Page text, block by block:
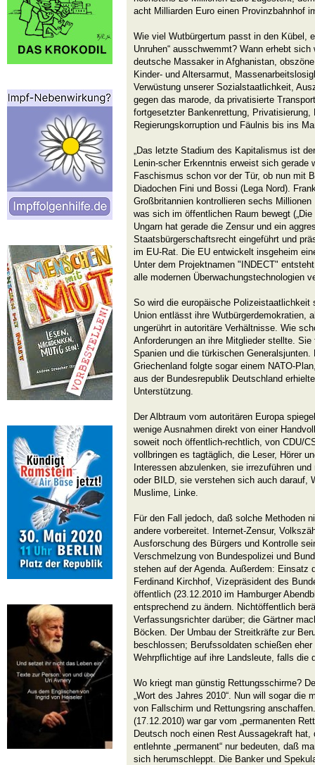
acht Milliarden Euro einen Provinzbahnhof
Wie viel Wutbürgertum passt in den Kübel,
Unruhen“ ausschwemmt? Wann erhebt
deutsche Massaker in Afghanistan,
Kinder- und Altersarmut,
Verwüstung unserer Sozialstaatlichkeit,
gegen das marode, da privatisierte
fortgesetzter Bankenrettung, Privatisierung,
Regierungskorruption und Fäulnis bis ins
„Das letzte Stadium des Kapitalismus ist
Lenin-scher Erkenntnis erweist sich gerade
Faschismus schon vor der Tür, ob nun mit
Diadochen Fini und Bossi (Lega Nord).
Großbritannien kontrollieren sechs
was sich im öffentlichen Raum bewegt („Die
Ungarn hat gerade die Zensur und ein
Staatsbürgerschaftsrecht eingeführt und
im EU-Rat. Die EU entwickelt insgeheim
Unter dem Projektnamen "INDECT"
alle modernen Überwachungstechnologien
So wird die europäische Polizeistaatlichkeit
Union entlässt ihre Wutbürgerdemokratien,
ungerührt in autoritäre Verhältnisse. Wie
Anforderungen an ihre Mitglieder stellte.
Spanien und die türkischen
Griechenland folgte sogar einem NATO-
aus der Bundesrepublik Deutschland
Unterstützung.
Der Albtraum vom autoritären Europa
wenige Ausnahmen direkt von einer
soweit noch öffentlich-rechtlich, von CDU/
vollbringen es tagtäglich, die Leser, Hörer
Interessen abzulenken, sie irrezuführen
oder BILD, sie verstehen sich auch darauf,
Muslime, Linke.
Für den Fall jedoch, daß solche Methoden
andere vorbereitet. Internet-Zensur,
Ausforschung des Bürgers und Kontrolle
Verschmelzung von Bundespolizei und
stehen auf der Agenda. Außerdem: Einsatz
Ferdinand Kirchhof, Vizepräsident des
öffentlich (23.12.2010 im Hamburger
entsprechend zu ändern. Nichtöffentlich
Verfassungsrichter darüber; die Gärtner
Böcken. Der Umbau der Streitkräfte zur
beschlossen; Berufssoldaten schießen
Wehrpflichtige auf ihre Landsleute, falls die
Wo kriegt man günstig Rettungsschirme?
„Wort des Jahres 2010“. Nun will sogar die
von Fallschirm und Rettungsring
(17.12.2010) war gar vom „permanenten
Deutsch noch einen Rest Aussagekraft
entlehnte „permanent“ nur bedeuten, daß
sich herumschleppt. Die Banker und